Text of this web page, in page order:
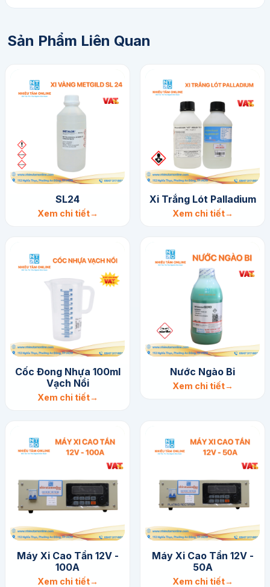
Sản Phẩm Liên Quan
SL24
Xem chi tiết
Xi Trắng Lót Palladium
Xem chi tiết
Cốc Đong Nhựa 100ml
Vạch Nổi
Xem chi tiết
​Nước Ngào Bi
Xem chi tiết
Máy Xi Cao Tần 12V -
100A
Xem chi tiết
Máy Xi Cao Tần 12V -
50A
Xem chi tiết